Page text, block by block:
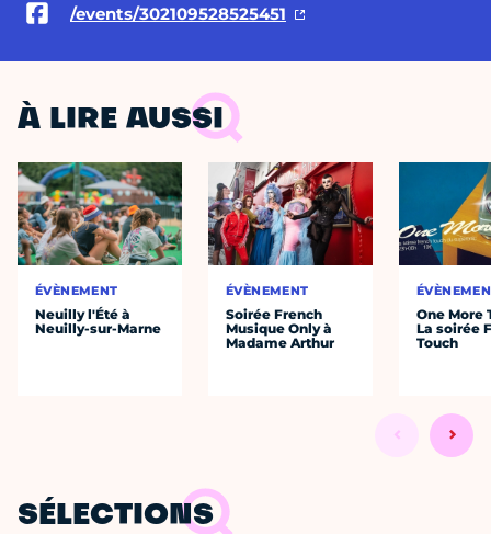
/events/302109528525451
À LIRE AUSSI
ÉVÈNEMENT
Neuilly l'Été à
Neuilly-sur-Marne
ÉVÈNEMENT
Soirée French
Musique Only à
Madame Arthur
One More
La soirée
Touch
SÉLECTIONS